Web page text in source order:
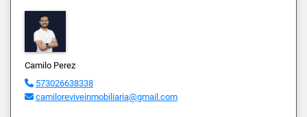
Camilo Perez
573026638338
camiloreviveinmobiliaria@gmail.com